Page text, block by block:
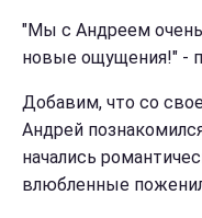
"Мы с Андреем
новые ощущения!" -
Добавим, что со
Андрей
начались
влюбленные